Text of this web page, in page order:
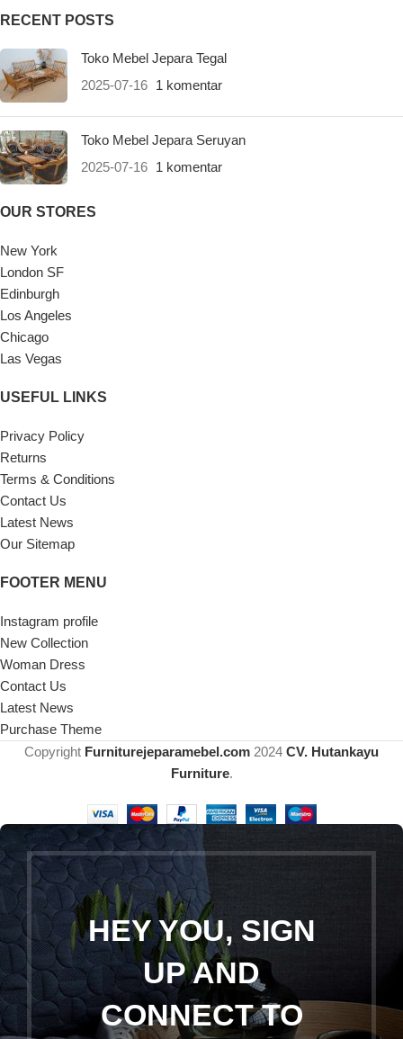
RECENT POSTS
Toko Mebel Jepara Tegal
2025-07-16 1 komentar
Toko Mebel Jepara Seruyan
2025-07-16 1 komentar
OUR STORES
New York
London SF
Edinburgh
Los Angeles
Chicago
Las Vegas
USEFUL LINKS
Privacy Policy
Returns
Terms & Conditions
Contact Us
Latest News
Our Sitemap
FOOTER MENU
Instagram profile
New Collection
Woman Dress
Contact Us
Latest News
Purchase Theme
Copyright Furniturejeparamebel.com 2024 CV. Hutankayu
Furniture.
HEY YOU, SIGN
UP AND
CONNECT TO